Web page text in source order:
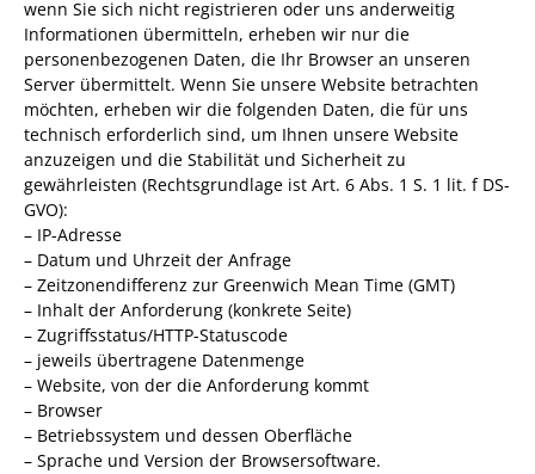
wenn Sie sich nicht registrieren oder uns anderweitig
Informationen übermitteln, erheben wir nur die
personenbezogenen Daten, die Ihr Browser an unseren
Server übermittelt. Wenn Sie unsere Website betrachten
möchten, erheben wir die folgenden Daten, die für uns
technisch erforderlich sind, um Ihnen unsere Website
anzuzeigen und die Stabilität und Sicherheit zu
gewährleisten (Rechtsgrundlage ist Art. 6 Abs. 1 S. 1 lit. f DS-
GVO):
– IP-Adresse
– Datum und Uhrzeit der Anfrage
– Zeitzonendifferenz zur Greenwich Mean Time (GMT)
– Inhalt der Anforderung (konkrete Seite)
– Zugriffsstatus/HTTP-Statuscode
– jeweils übertragene Datenmenge
– Website, von der die Anforderung kommt
– Browser
– Betriebssystem und dessen Oberfläche
– Sprache und Version der Browsersoftware.